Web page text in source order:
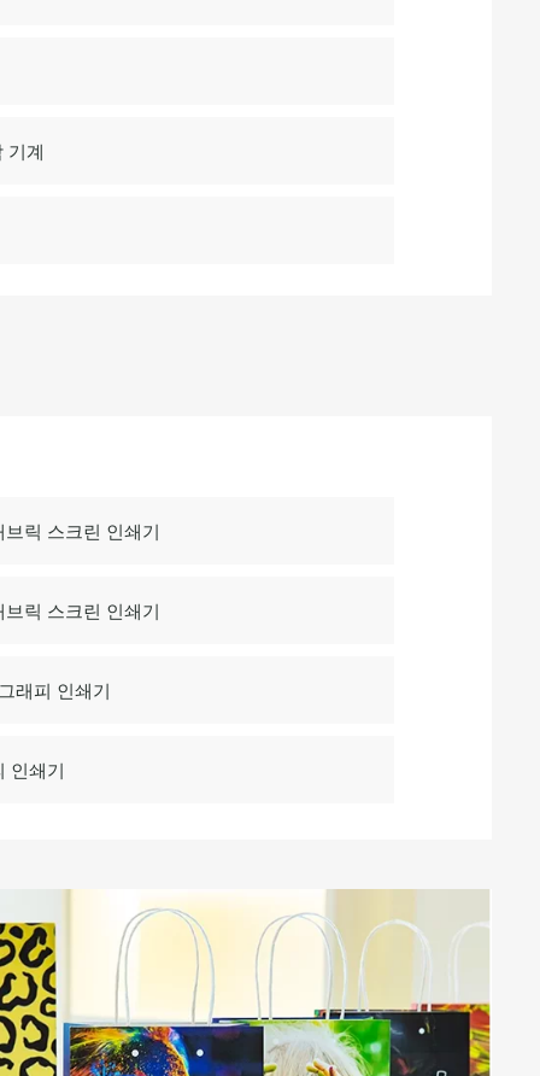
기계
릭 스크린 인쇄기
릭 스크린 인쇄기
래피 인쇄기
인쇄기